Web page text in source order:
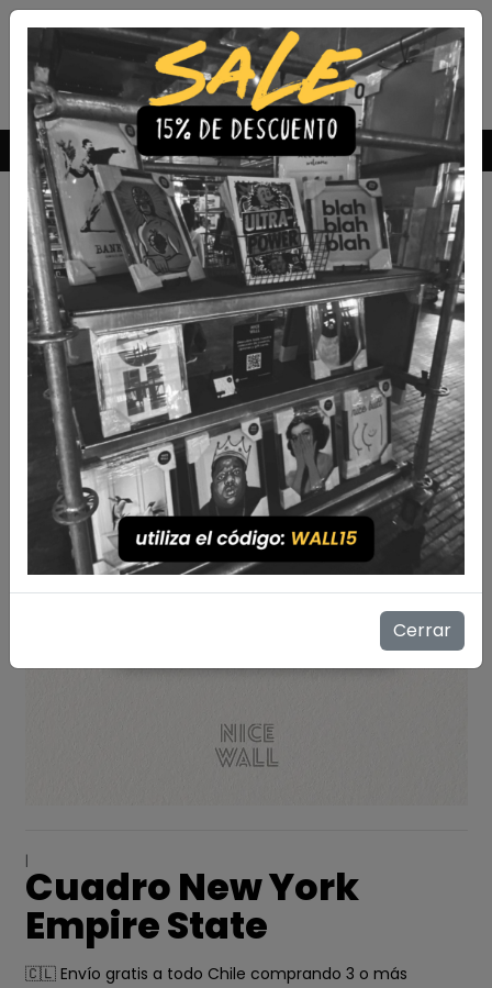
Envío Gratis a todo Chile comprando 3 o más productos
|
Cuadro New York
Empire State
🇨🇱 Envío gratis a todo Chile comprando 3 o más
Cerrar